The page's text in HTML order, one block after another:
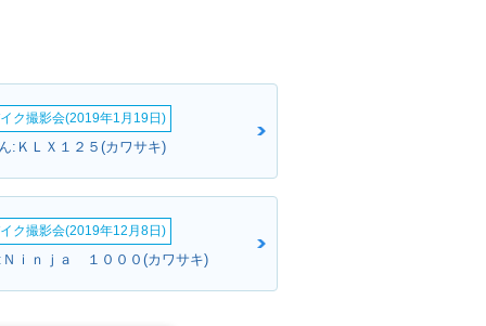
ク撮影会(2019年1月19日)
:ＫＬＸ１２５(カワサキ)
ク撮影会(2019年12月8日)
Ｎｉｎｊａ １０００(カワサキ)